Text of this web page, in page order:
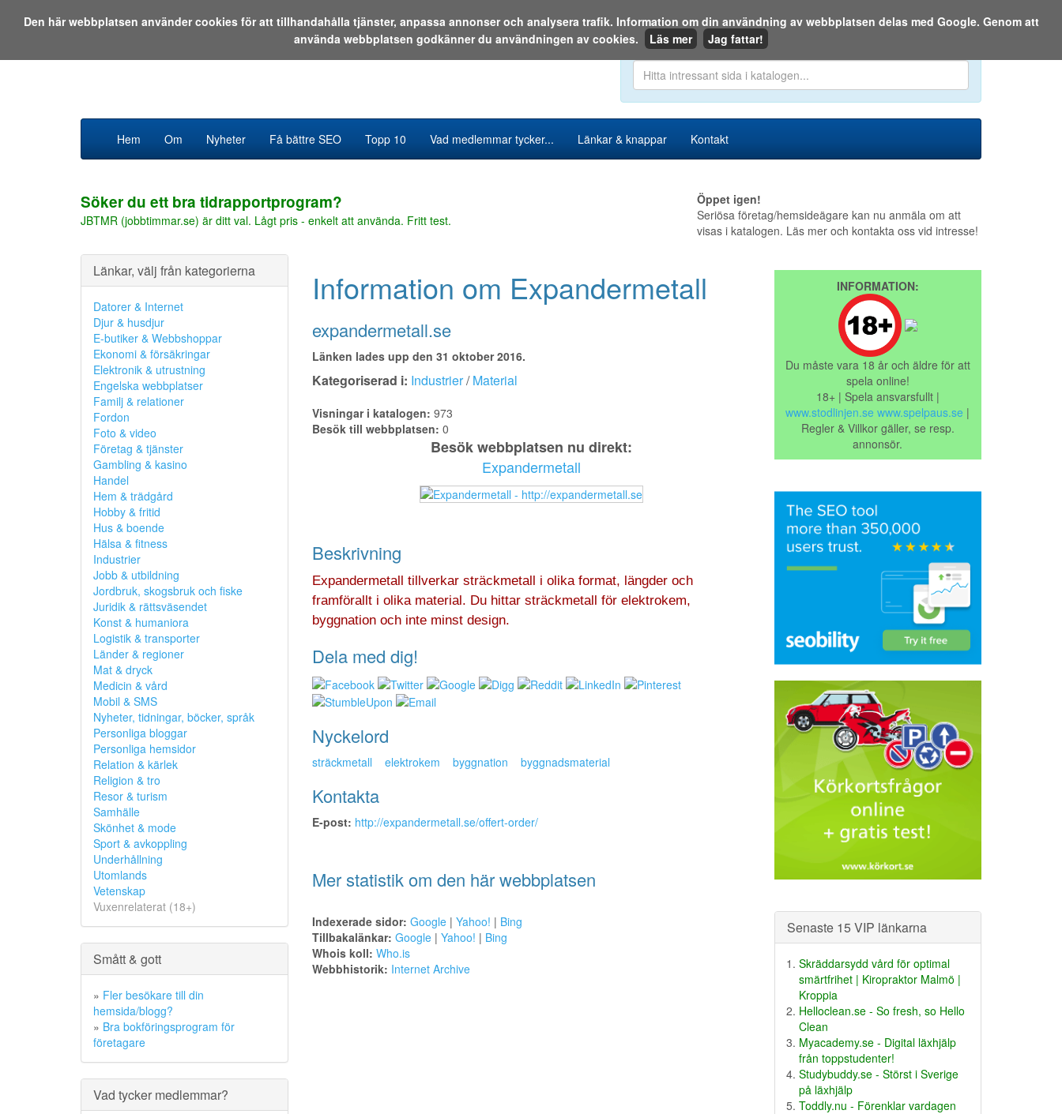
Den 9 augusti 2026
Sök i katalogen eller på webben:
Hem Om Nyheter Få bättre SEO Topp 10 Vad medlemmar tycker... Länkar & knappar Kontakt
Söker du ett bra tidrapportprogram?
JBTMR (jobbtimmar.se) är ditt val. Lågt pris - enkelt att använda. Fritt test.
Öppet igen!
Seriösa företag/hemsideägare kan nu anmäla om att
visas i katalogen. Läs mer och kontakta oss vid intresse!
Länkar, välj från kategorierna
Datorer & Internet
Djur & husdjur
E-butiker & Webbshoppar
Ekonomi & försäkringar
Elektronik & utrustning
Engelska webbplatser
Familj & relationer
Fordon
Foto & video
Företag & tjänster
Gambling & kasino
Handel
Hem & trädgård
Hobby & fritid
Hus & boende
Hälsa & fitness
Industrier
Jobb & utbildning
Jordbruk, skogsbruk och fiske
Juridik & rättsväsendet
Konst & humaniora
Logistik & transporter
Länder & regioner
Mat & dryck
Medicin & vård
Mobil & SMS
Nyheter, tidningar, böcker, språk
Personliga bloggar
Personliga hemsidor
Relation & kärlek
Religion & tro
Resor & turism
Samhälle
Skönhet & mode
Sport & avkoppling
Underhållning
Utomlands
Vetenskap
Vuxenrelaterat (18+)
Smått & gott
» Fler besökare till din
hemsida/blogg?
» Bra bokföringsprogram för
företagare
Vad tycker medlemmar?
Information om Expandermetall
expandermetall.se
Länken lades upp den 31 oktober 2016.
Kategoriserad i: Industrier/Material
Visningar i katalogen: 973
Besök till webbplatsen: 0
Besök webbplatsen nu direkt:
Expandermetall
Beskrivning
Expandermetall tillverkar sträckmetall i olika format, längder och
framförallt i olika material. Du hittar sträckmetall för elektrokem,
byggnation och inte minst design.
Dela med dig!
Nyckelord
sträckmetall elektrokem byggnation byggnadsmaterial
Kontakta
E-post: http://expandermetall.se/offert-order/
Mer statistik om den här webbplatsen
Indexerade sidor: Google| Yahoo! | Bing
Tillbakalänkar: Google| Yahoo! | Bing
Whois koll: Who.is
Webbhistorik: Internet Archive
INFORMATION:
Du måste vara 18 år och äldre för att
spela online!
18+ | Spela ansvarsfullt |
www.stodlinjen.se www.spelpaus.se |
Regler & Villkor gäller, se resp.
annonsör.
Senaste 15 VIP länkarna
Skräddarsydd vård för optimal
smärtfrihet | Kiropraktor Malmö |
Kroppia
Helloclean.se - So fresh, so Hello
Clean
Myacademy.se - Digital läxhjälp
från toppstudenter!
Studybuddy.se - Störst i Sverige
på läxhjälp
Toddly.nu - Förenklar vardagen
Den här webbplatsen använder cookies för att tillhandahålla tjänster, anpassa annonser och analysera trafik. Information om din användning av webbplatsen delas med Google. Genom att
använda webbplatsen godkänner du användningen av cookies.
Läs mer Jag fattar!